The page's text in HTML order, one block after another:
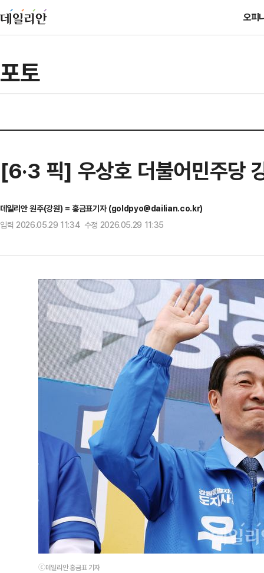
오피
포토
[6·3 픽] 우상호 더불어민주당
데일리안 원주(강원) = 홍금표기자 (goldpyo@dailian.co.kr)
입력 2026.05.29 11:34 수정 2026.05.29 11:35
ⓒ데일리안 홍금표 기자